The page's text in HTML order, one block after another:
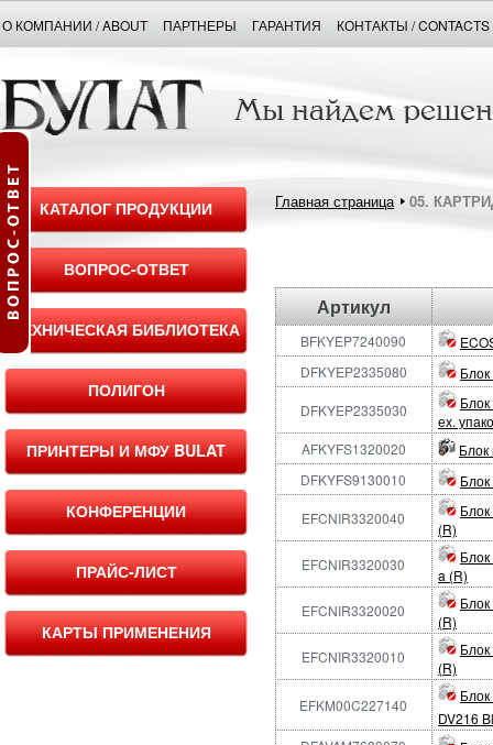
О КОМПАНИИ / ABOUT ПАРТНЕРЫ ГАРАНТИЯ КОНТАКТЫ / CONTACTS
КАТАЛОГ ПРОДУКЦИИ
ВОПРОС-ОТВЕТ
ТЕХНИЧЕСКАЯ БИБЛИОТЕКА
ПОЛИГОН
ПРИНТЕРЫ И МФУ BULAT
КОНФЕРЕНЦИИ
ПРАЙС-ЛИСТ
КАРТЫ ПРИМЕНЕНИЯ
Главная страница 05.
Артикул
BFKYEP7240090
DFKYEP2335080
DFKYEP2335030
ех.
AFKYFS1320020
DFKYFS9130010
EFCNIR3320040
(R)
EFCNIR3320030
a (R)
EFCNIR3320020
(R)
EFCNIR3320010
(R)
EFKM00C227140
DV216